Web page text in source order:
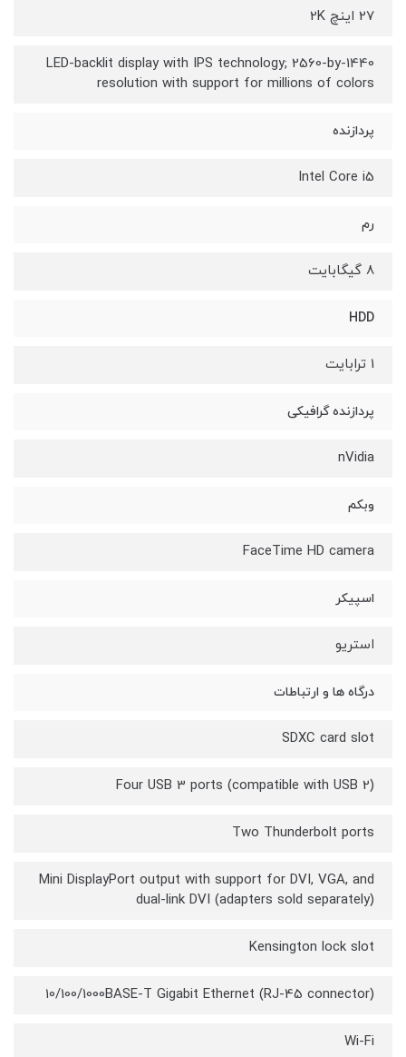
27 اینچ 2K
LED-backlit display with IPS technology; 2560-by-1440
resolution with support for millions of colors
پردازنده
Intel Core i5
رم
8 گیگابایت
HDD
1 ترابایت
پردازنده گرافیکی
nVidia
وبکم
FaceTime HD camera
اسپیکر
استریو
درگاه ها و ارتباطات
SDXC card slot
Four USB 3 ports (compatible with USB 2)
Two Thunderbolt ports
Mini DisplayPort output with support for DVI, VGA, and
dual-link DVI (adapters sold separately)
Kensington lock slot
10/100/1000BASE-T Gigabit Ethernet (RJ-45 connector)
Wi-Fi